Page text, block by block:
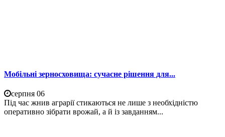
Мобільні зерносховища: сучасне рішення для...
серпня 06
Під час жнив аграрії стикаються не лише з необхідністю
оперативно зібрати врожай, а й із завданням...